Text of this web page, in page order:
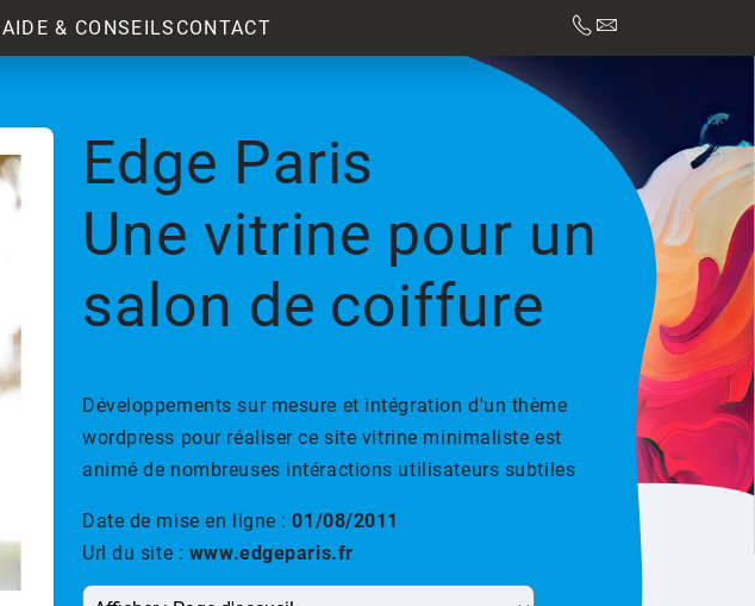
AIDE & CONSEILS CONTACT  
Edge Paris
Une vitrine pour un
salon de coiffure
Développements sur mesure et intégration d'un thème
wordpress pour réaliser ce site vitrine minimaliste est
animé de nombreuses intéractions utilisateurs subtiles
Date de mise en ligne :01/08/2011
Url du site : www.edgeparis.fr